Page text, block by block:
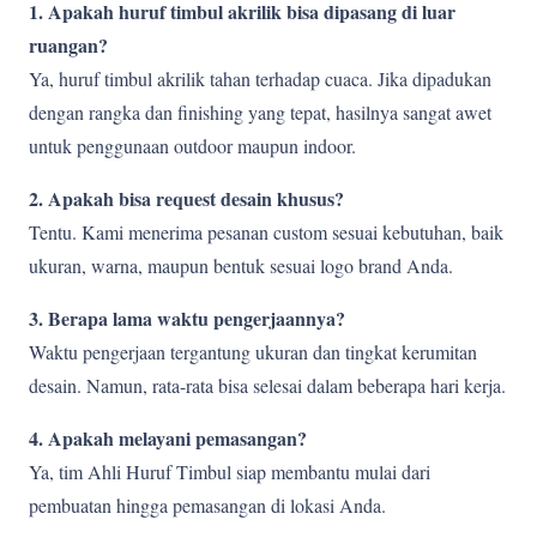
1. Apakah huruf timbul akrilik bisa dipasang di luar
ruangan?
Ya, huruf timbul akrilik tahan terhadap cuaca. Jika dipadukan
dengan rangka dan finishing yang tepat, hasilnya sangat awet
untuk penggunaan outdoor maupun indoor.
2. Apakah bisa request desain khusus?
Tentu. Kami menerima pesanan custom sesuai kebutuhan, baik
ukuran, warna, maupun bentuk sesuai logo brand Anda.
3. Berapa lama waktu pengerjaannya?
Waktu pengerjaan tergantung ukuran dan tingkat kerumitan
desain. Namun, rata-rata bisa selesai dalam beberapa hari kerja.
4. Apakah melayani pemasangan?
Ya, tim Ahli Huruf Timbul siap membantu mulai dari
pembuatan hingga pemasangan di lokasi Anda.